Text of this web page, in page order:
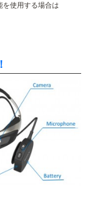
使用する場合は